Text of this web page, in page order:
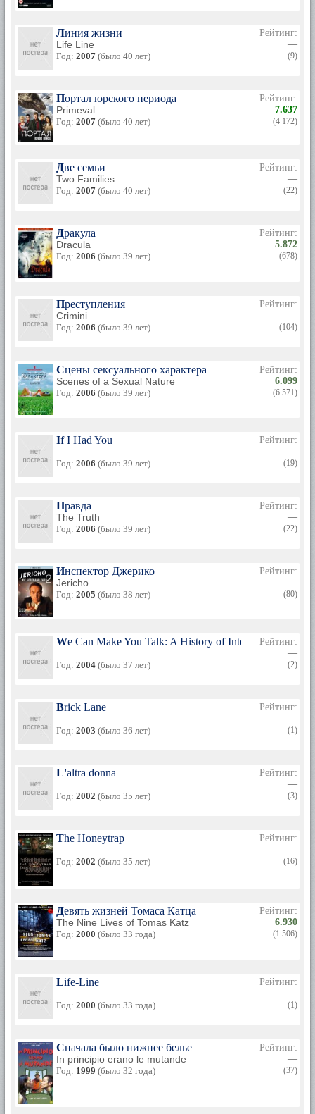
Линия жизни
Life Line
Год: 2007 (было 40 лет)
Рейтинг:
—
(9)
Портал юрского периода
Primeval
Год: 2007 (было 40 лет)
Рейтинг:
7.637
(4 172)
Две семьи
Two Families
Год: 2007 (было 40 лет)
Рейтинг:
—
(22)
Дракула
Dracula
Год: 2006 (было 39 лет)
Рейтинг:
5.872
(678)
Преступления
Crimini
Год: 2006 (было 39 лет)
Рейтинг:
—
(104)
Сцены сексуального характера
Scenes of a Sexual Nature
Год: 2006 (было 39 лет)
Рейтинг:
6.099
(6 571)
If I Had You
Год: 2006 (было 39 лет)
Рейтинг:
—
(19)
Правда
The Truth
Год: 2006 (было 39 лет)
Рейтинг:
—
(22)
Инспектор Джерико
Jericho
Год: 2005 (было 38 лет)
Рейтинг:
—
(80)
We Can Make You Talk: A History of Interrogation
Год: 2004 (было 37 лет)
Рейтинг:
—
(2)
Brick Lane
Год: 2003 (было 36 лет)
Рейтинг:
—
(1)
L'altra donna
Год: 2002 (было 35 лет)
Рейтинг:
—
(3)
The Honeytrap
Год: 2002 (было 35 лет)
Рейтинг:
—
(16)
Девять жизней Томаса Катца
The Nine Lives of Tomas Katz
Год: 2000 (было 33 года)
Рейтинг:
6.930
(1 506)
Life-Line
Год: 2000 (было 33 года)
Рейтинг:
—
(1)
Сначала было нижнее белье
In principio erano le mutande
Год: 1999 (было 32 года)
Рейтинг:
—
(37)